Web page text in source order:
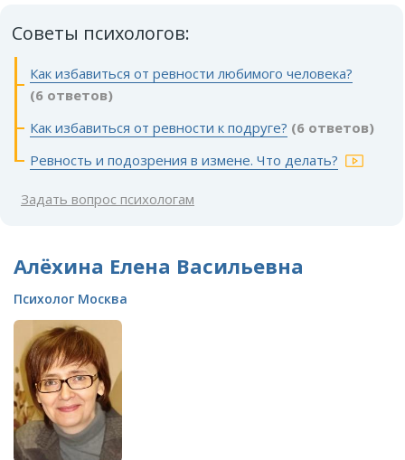
Советы психологов:
Как избавиться от ревности любимого человека?
(6 ответов)
Как избавиться от ревности к подруге? (6 ответов)
Ревность и подозрения в измене. Что делать?
Задать вопрос психологам
Алёхина Елена Васильевна
Психолог Москва